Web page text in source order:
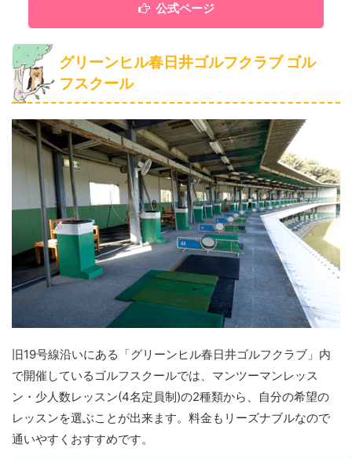
公式ページ
グリーンヒル春日井ゴルフクラブ ゴル
フスクール
旧19号線沿いにある「グリーンヒル春日井ゴルフクラブ」内
で開催しているゴルフスクールでは、マンツーマンレッス
ン・少人数レッスン(4名定員制)の2種類から、自分の希望の
レッスンを選ぶことが出来ます。料金もリーズナブルなので
通いやすくおすすめです。